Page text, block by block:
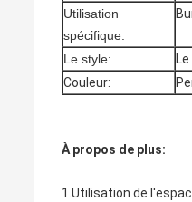
Utilisation
spécifique:
Le style:
Couleur:
À propos de plus:
1.Utilisation de